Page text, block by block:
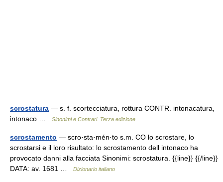
scrostatura — s. f. scortecciatura, rottura CONTR. intonacatura,
intonaco …
Sinonimi e Contrari. Terza edizione
scrostamento — scro·sta·mén·to s.m. CO lo scrostare, lo
scrostarsi e il loro risultato: lo scrostamento dell intonaco ha
provocato danni alla facciata Sinonimi: scrostatura. {{line}} {{/line}}
DATA: av. 1681 …
Dizionario italiano